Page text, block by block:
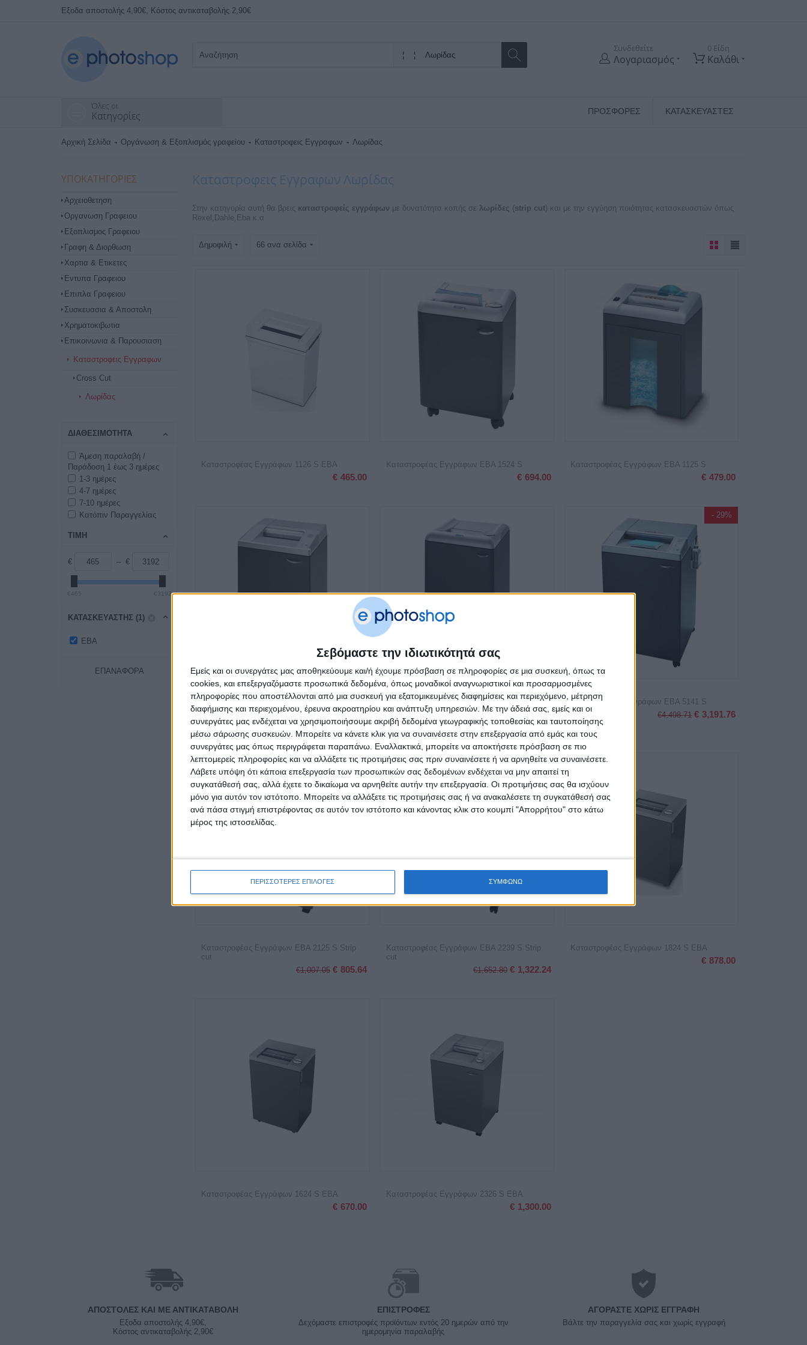
Σεβόμαστε την ιδιωτικότητά σας
Εμείς και οι συνεργάτες μας αποθηκεύουμε και/ή έχουμε πρόσβαση σε πληροφορίες σε μια συσκευή, όπως τα
cookies, και επεξεργαζόμαστε προσωπικά δεδομένα, όπως μοναδικοί αναγνωριστικοί και προσαρμοσμένες
πληροφορίες που αποστέλλονται από μια συσκευή για εξατομικευμένες διαφημίσεις και περιεχόμενο, μέτρηση
διαφήμισης και περιεχομένου, έρευνα ακροατηρίου και ανάπτυξη υπηρεσιών. Με την άδειά σας, εμείς και οι
συνεργάτες μας ενδέχεται να χρησιμοποιήσουμε ακριβή δεδομένα γεωγραφικής τοποθεσίας και ταυτοποίησης
μέσω σάρωσης συσκευών. Μπορείτε να κάνετε κλικ για να συναινέσετε στην επεξεργασία από εμάς και τους
συνεργάτες μας όπως περιγράφεται παραπάνω. Εναλλακτικά, μπορείτε να αποκτήσετε πρόσβαση σε πιο
λεπτομερείς πληροφορίες και να αλλάξετε τις προτιμήσεις σας πριν συναινέσετε ή να αρνηθείτε να συναινέσετε.
Λάβετε υπόψη ότι κάποια επεξεργασία των προσωπικών σας δεδομένων ενδέχεται να μην απαιτεί τη
συγκατάθεσή σας, αλλά έχετε το δικαίωμα να αρνηθείτε αυτήν την επεξεργασία. Οι προτιμήσεις σας θα ισχύουν
μόνο για αυτόν τον ιστότοπο. Μπορείτε να αλλάξετε τις προτιμήσεις σας ή να ανακαλέσετε τη συγκατάθεσή σας
ανά πάσα στιγμή επιστρέφοντας σε αυτόν τον ιστότοπο και κάνοντας κλικ στο κουμπί "Απορρήτου" στο κάτω
μέρος της ιστοσελίδας.
ΠΕΡΙΣΣΟΤΕΡΕΣ ΕΠΙΛΟΓΕΣ ΣΥΜΦΩΝΩ
Εξοδα αποστολής 4,90€, Κόστος αντικαταβολής 2,90€
Συνδεθείτε
Λογαριασμός
0 Είδη
Καλάθι
Όλες οι
Κατηγορίες ΠΡΟΣΦΟΡΕΣ ΚΑΤΑΣΚΕΥΑΣΤΈΣ
Αρχική Σελίδα Οργάνωση & Εξοπλισμός γραφείου Καταστροφεις Εγγραφων Λωρίδας
ΥΠΟΚΑΤΗΓΟΡΊΕΣ
Αρχειοθετηση
Οργανωση Γραφειου
Εξοπλισμος Γραφειου
Γραφη & Διορθωση
Χαρτια & Ετικετες
Εντυπα Γραφειου
Επιπλα Γραφειου
Συσκευασια & Αποστολη
Χρηματοκιβωτια
Επικοινωνια & Παρουσιαση
Καταστροφεις Εγγραφων
Cross Cut
Λωρίδας
ΔΙΑΘΕΣΙΜΌΤΗΤΑ
Άμεση παραλαβή /
Παράδοση 1 έως 3 ημέρες
1-3 ημέρες
4-7 ημέρες
7-10 ημέρες
Κατόπιν Παραγγελίας
ΤΙΜΗ
€ – €
€465 €3192
ΚΑΤΑΣΚΕΥΑΣΤΉΣ (1)
EBA
ΕΠΑΝΑΦΟΡΆ
Καταστροφεις Εγγραφων Λωρίδας
Στην κατηγορία αυτή θα βρεις καταστροφείς εγγράφων με δυνατότητα κοπής σε λωρίδες (strip cut) και με την εγγύηση ποιότητας κατασκευαστών όπως
Rexel,Dahle,Eba κ.α
Δημοφιλή 66 ανα σελίδα
Καταστροφέας Εγγράφων 1126 S EBA
€ 465.00
Καταστροφέας Εγγράφων EBA 1524 S
€ 694.00
Καταστροφέας Εγγράφων EBA 1125 S
€ 479.00
Καταστροφέας Εγγράφων EBA 2331 S
€ 1,554.00
Καταστροφέας Εγγράφων EBA 2127 S Strip
cut
€ 1,217.00
- 29%
Καταστροφέας Εγγράφων EBA 5141 S
€4,498.71 € 3,191.76
- 20%
Καταστροφέας Εγγράφων EBA 2125 S Strip
cut
€1,007.05 € 805.64
- 20%
Καταστροφέας Εγγράφων EBA 2239 S Strip
cut
€1,652.80 € 1,322.24
Καταστροφέας Εγγράφων 1824 S EBA
€ 878.00
Καταστροφέας Εγγράφων 1624 S EBA
€ 670.00
Καταστροφέας Εγγράφων 2326 S EBA
€ 1,300.00
ΑΠΟΣΤΟΛΈΣ ΚΑΙ ΜΕ ΑΝΤΙΚΑΤΑΒΟΛΗ
Εξοδα αποστολής 4,90€,
Κόστος αντικαταβολής 2,90€
ΕΠΙΣΤΡΟΦΈΣ
Δεχόμαστε επιστροφές προϊόντων εντός 20 ημερών από την
ημερομηνία παραλαβής
ΑΓΟΡΆΣΤΕ ΧΩΡΊΣ ΕΓΓΡΑΦΉ
Βάλτε την παραγγελία σας και χωρίς εγγραφή